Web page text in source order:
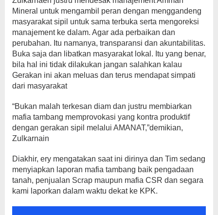
Mineral untuk mengambil peran dengan menggandeng
masyarakat sipil untuk sama terbuka serta mengoreksi
manajement ke dalam. Agar ada perbaikan dan
perubahan. Itu namanya, transparansi dan akuntabilitas.
Buka saja dan libatkan masyarakat lokal. Itu yang benar,
bila hal ini tidak dilakukan jangan salahkan kalau
Gerakan ini akan meluas dan terus mendapat simpati
dari masyarakat
“Bukan malah terkesan diam dan justru membiarkan
mafia tambang memprovokasi yang kontra produktif
dengan gerakan sipil melalui AMANAT,”demikian,
Zulkarnain
Diakhir, ery mengatakan saat ini dirinya dan Tim sedang
menyiapkan laporan mafia tambang baik pengadaan
tanah, penjualan Scrap maupun mafia CSR dan segara
kami laporkan dalam waktu dekat ke KPK.